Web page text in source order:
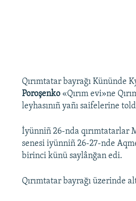
Qırımtatar bayrağı Kününde
Poroşenko «Qırım evi»ne
leyhasınıñ yañı saifelerine
İyünniñ 26-nda qırımtatarlar
senesi iyünniñ 26-27-nde
birinci künü saylânğan edi.
Qırımtatar bayrağı üzerinde